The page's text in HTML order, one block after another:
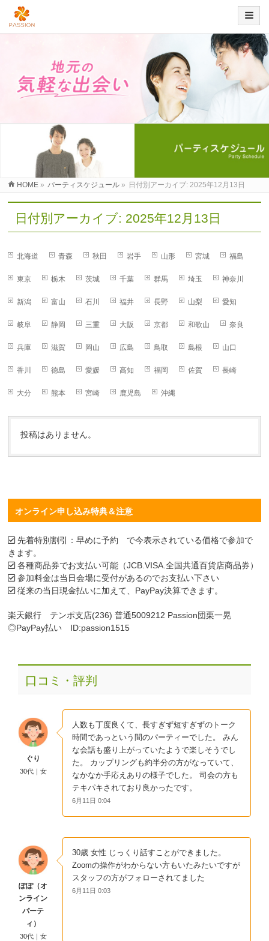
HOME » パーティスケジュール » 日付別アーカイブ: 2025年12月13日
日付別アーカイブ: 2025年12月13日
北海道 青森 秋田 岩手 山形 宮城 福島
東京 栃木 茨城 千葉 群馬 埼玉 神奈川
新潟 富山 石川 福井 長野 山梨 愛知
岐阜 静岡 三重 大阪 京都 和歌山 奈良
兵庫 滋賀 岡山 広島 鳥取 島根 山口
香川 徳島 愛媛 高知 福岡 佐賀 長崎
大分 熊本 宮崎 鹿児島 沖縄
投稿はありません。
オンライン申し込み特典＆注意
先着特別割引：早めに予約 で今表示されている価格で参加で
きます。
各種商品券でお支払い可能（JCB.VISA.全国共通百貨店商品券）
参加料金は当日会場に受付があるのでお支払い下さい
従来の当日現金払いに加えて、PayPay決算できます。
楽天銀行 テンポ支店(236) 普通5009212 Passion団栗一晃
◎PayPay払い ID:passion1515
口コミ・評判
ぐり
30代｜女
人数も丁度良くて、長すぎず短すぎずのトーク
時間であっという間のパーティーでした。 みん
な会話も盛り上がっていたようで楽しそうでし
た。 カップリングも約半分の方がなっていて、
なかなか手応えありの様子でした。 司会の方も
テキパキされており良かったです。
6月11日 0:04
ぽぽ（オ
ンライン
パーテ
ィ）
30代｜女
30歳 女性 じっくり話すことができました。
Zoomの操作がわからない方もいたみたいですが
スタッフの方がフォローされてました
6月11日 0:03